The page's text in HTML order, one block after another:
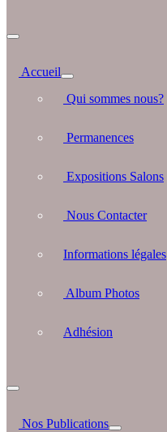
Accueil
Qui sommes nous?
Permanences
Expositions Salons
Nous Contacter
Informations légales
Album Photos
Adhésion
Nos Publications